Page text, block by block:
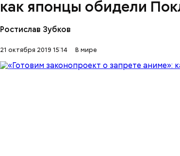
как японцы обидели
Ростислав Зубков
21 октября 2019 15:14 В мире